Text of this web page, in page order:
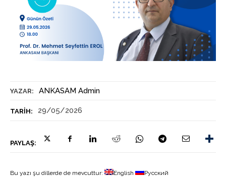
YAZAR: ANKASAM Admin
TARIH: 29/05/2026
PAYLAŞ:
Bu yazı şu dillerde de mevcuttur: English Русский